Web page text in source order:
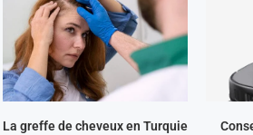
La greffe de cheveux en Turquie